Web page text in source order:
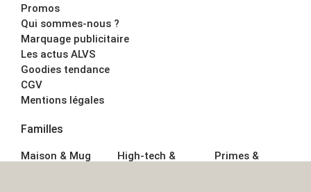
Promos
Qui sommes-nous ?
Marquage publicitaire
Les actus ALVS
Goodies tendance
CGV
Mentions légales
Familles
Maison & Mug
High-tech &
Primes &